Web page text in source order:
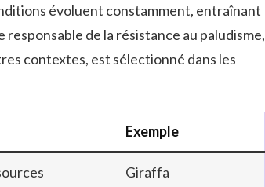
évoluent constamment, entraînant
responsable de la résistance au paludisme,
contextes, est sélectionné dans les
Exemple
Giraffa